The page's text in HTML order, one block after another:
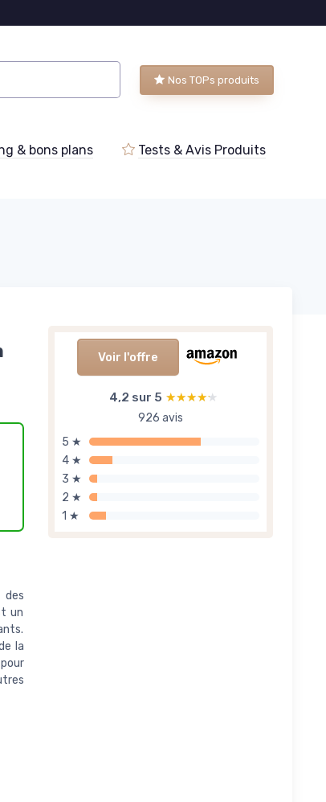
Nos TOPs produits
& bons plans Tests & Avis Produits
Voir l'offre
4,2 sur 5 ★★★★★
★★★★★
926 avis
5 ★
4 ★
3 ★
2 ★
1 ★
des
un
la